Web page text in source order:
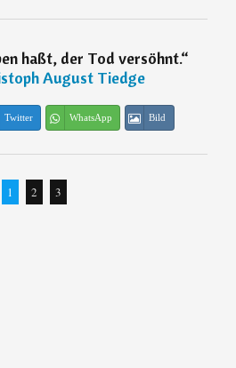
haßt, der Tod versöhnt.“
August Tiedge
Twitter WhatsApp Bild
1 2 3